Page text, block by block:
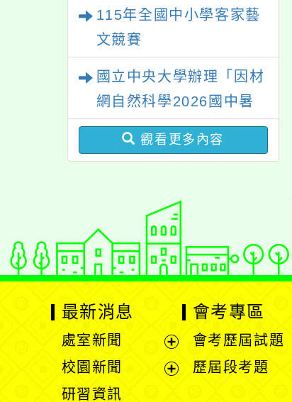
115年全國中小學客家藝
文競賽
國立中央大學辦理「因材
網自然科學2026國中暑
期課程」
觀看更多內容
最新消息
處室新聞
展
校園新聞
研習資訊
會考專區
會考歷屆試題
歷屆段考題